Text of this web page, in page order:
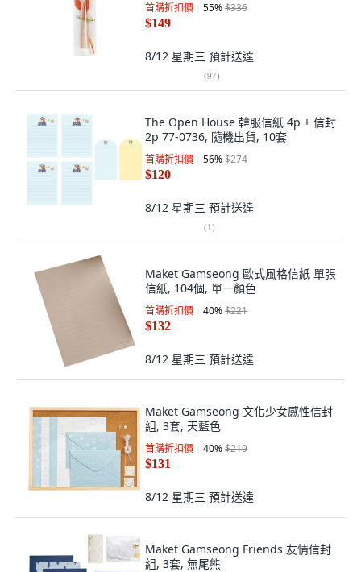
首購折扣價 55%$336
$149
8/12 星期三 預計送達
(97)
The Open House 韓服信紙 4p + 信封
2p 77-0736, 隨機出貨, 10套
首購折扣價 56%$274
$120
8/12 星期三 預計送達
(1)
Maket Gamseong 歐式風格信紙 單張
信紙, 104個, 單一顏色
首購折扣價 40%$221
$132
8/12 星期三 預計送達
Maket Gamseong 文化少女感性信封
組, 3套, 天藍色
首購折扣價 40%$219
$131
8/12 星期三 預計送達
Maket Gamseong Friends 友情信封
組, 3套, 無尾熊